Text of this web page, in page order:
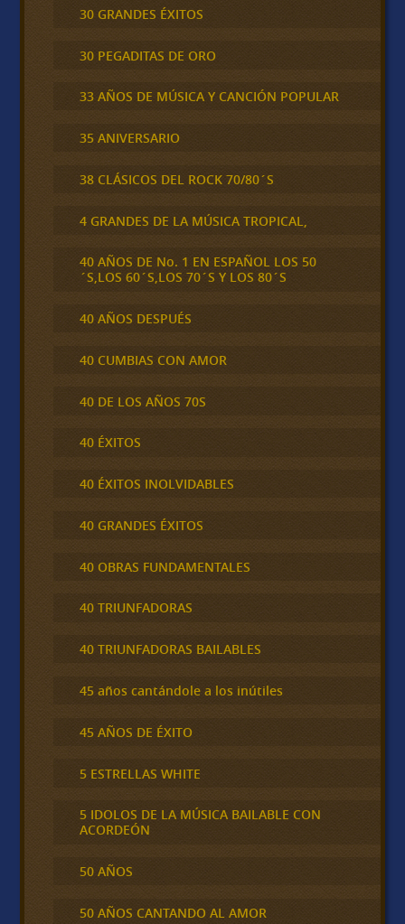
30 GRANDES ÉXITOS
30 PEGADITAS DE ORO
33 AÑOS DE MÚSICA Y CANCIÓN POPULAR
35 ANIVERSARIO
38 CLÁSICOS DEL ROCK 70/80´S
4 GRANDES DE LA MÚSICA TROPICAL,
40 AÑOS DE No. 1 EN ESPAÑOL LOS 50
´S,LOS 60´S,LOS 70´S Y LOS 80´S
40 AÑOS DESPUÉS
40 CUMBIAS CON AMOR
40 DE LOS AÑOS 70S
40 ÉXITOS
40 ÉXITOS INOLVIDABLES
40 GRANDES ÉXITOS
40 OBRAS FUNDAMENTALES
40 TRIUNFADORAS
40 TRIUNFADORAS BAILABLES
45 años cantándole a los inútiles
45 AÑOS DE ÉXITO
5 ESTRELLAS WHITE
5 IDOLOS DE LA MÚSICA BAILABLE CON
ACORDEÓN
50 AÑOS
50 AÑOS CANTANDO AL AMOR